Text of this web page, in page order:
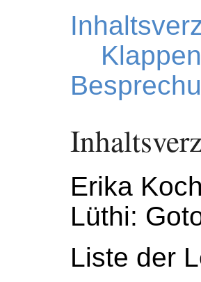
Erika
Lüthi:
Liste der